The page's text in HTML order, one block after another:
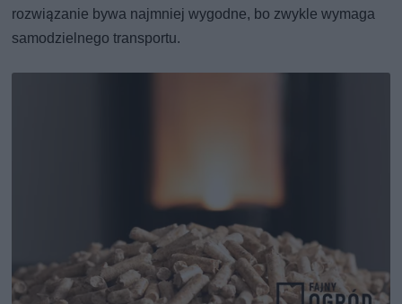
rozwiązanie bywa najmniej wygodne, bo zwykle wymaga
samodzielnego transportu.